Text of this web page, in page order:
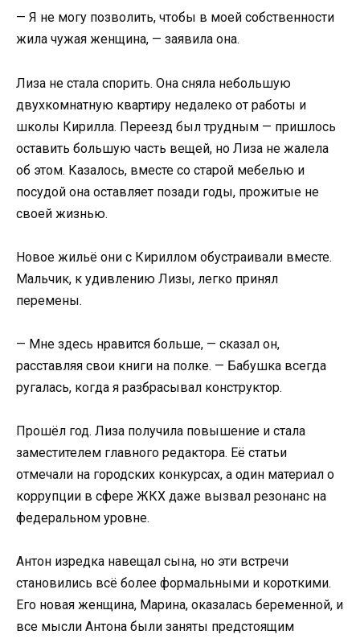
— Я не могу позволить, чтобы в моей собственности
жила чужая женщина, — заявила она.
Лиза не стала спорить. Она сняла небольшую
двухкомнатную квартиру недалеко от работы и
школы Кирилла. Переезд был трудным — пришлось
оставить большую часть вещей, но Лиза не жалела
об этом. Казалось, вместе со старой мебелью и
посудой она оставляет позади годы, прожитые не
своей жизнью.
Новое жильё они с Кириллом обустраивали вместе.
Мальчик, к удивлению Лизы, легко принял
перемены.
— Мне здесь нравится больше, — сказал он,
расставляя свои книги на полке. — Бабушка всегда
ругалась, когда я разбрасывал конструктор.
Прошёл год. Лиза получила повышение и стала
заместителем главного редактора. Её статьи
отмечали на городских конкурсах, а один материал о
коррупции в сфере ЖКХ даже вызвал резонанс на
федеральном уровне.
Антон изредка навещал сына, но эти встречи
становились всё более формальными и короткими.
Его новая женщина, Марина, оказалась беременной, и
все мысли Антона были заняты предстоящим